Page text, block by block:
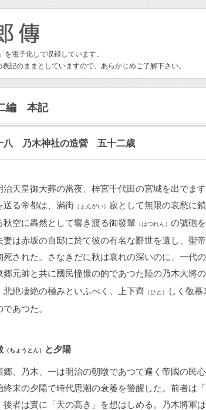
電子化して収録しています。
記のままとしていますので、あらかじめご了解下さい。
編 本記
八 乃木神社の造營 五十二歳
治天皇御大葬の當夜、梓宮千代田の宮城を出でま
送る帝都は、滿街 （まんがい） 寂として無限の哀愁に
秋空に轟然として響き渡る御發輦 （はつれん） の號砲
妻は赤坂の自邸に於て彼の有名な辭世を遺し、聖
死された。さなきだに秋は哀れの深いのに、一代
郷元帥と共に國民憧憬の的であつた陸の乃木大將
悲絶凄絶の極みといふべく、上下齊 （ひと）
しく敬
であつた。
（ちょうとん） と夕陽
郷、乃木、一は明治の朝暾であつて遍く帝國の民
終末の夕陽で時代思潮の衰萎を警醒した。前者は
後者は實に「天の高き」を想はしめる。乃木將軍